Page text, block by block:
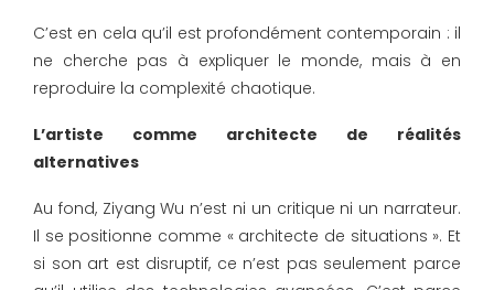
C’est en cela qu’il est profondément contemporain : il
ne cherche pas à expliquer le monde, mais à en
reproduire la complexité chaotique.
L’artiste comme architecte de réalités
alternatives
Au fond, Ziyang Wu n’est ni un critique ni un narrateur.
Il se positionne comme « architecte de situations ». Et
si son art est disruptif, ce n’est pas seulement parce